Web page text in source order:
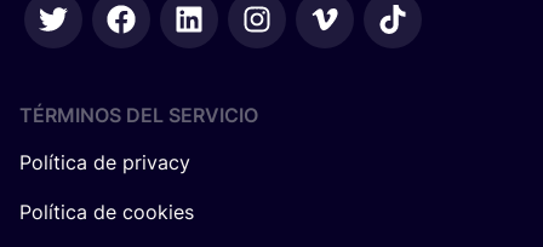
TÉRMINOS DEL SERVICIO
Política de privacy
Política de cookies